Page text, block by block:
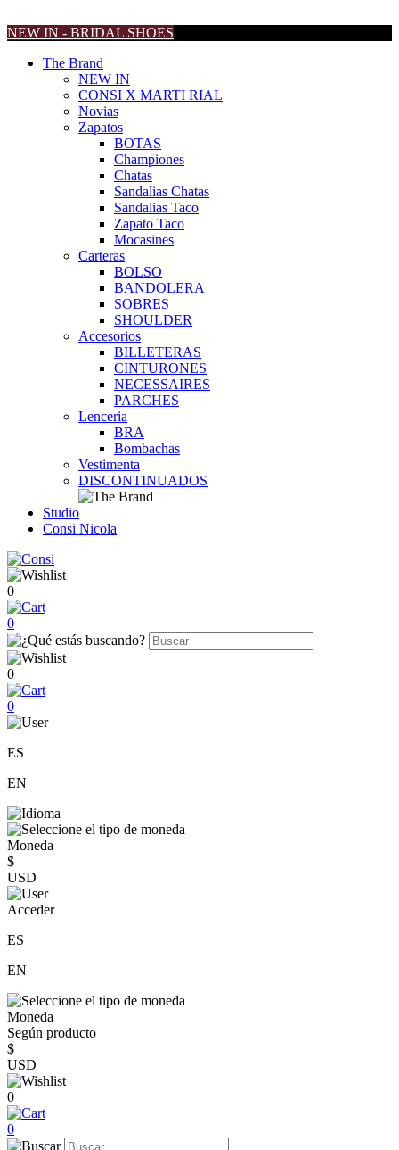
NEW IN - BRIDAL SHOES
The Brand
NEW IN
CONSI X MARTI RIAL
Novias
Zapatos
BOTAS
Championes
Chatas
Sandalias Chatas
Sandalias Taco
Zapato Taco
Mocasines
Carteras
BOLSO
BANDOLERA
SOBRES
SHOULDER
Accesorios
BILLETERAS
CINTURONES
NECESSAIRES
PARCHES
Lenceria
BRA
Bombachas
Vestimenta
DISCONTINUADOS
Studio
Consi Nicola
0
0
0
0
ES
EN
Moneda
$
USD
Acceder
ES
EN
Moneda
Según producto
$
USD
0
0